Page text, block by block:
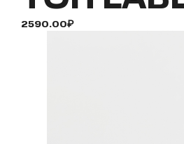
2590.00₽